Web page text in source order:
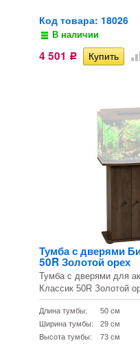
Код товара: 18026
В наличии
4 501 Р
Тумба с дверями
50R Золотой орех
Тумба с дверями для
Классик 50R Золотой
Длина тумбы:
50 см
Ширина тумбы:
29 см
Высота тумбы:
73 см